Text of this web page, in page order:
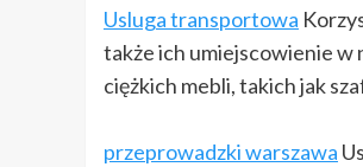
Usluga transportowa
także ich umiejscowienie w
ciężkich mebli, takich jak
przeprowadzki warszawa